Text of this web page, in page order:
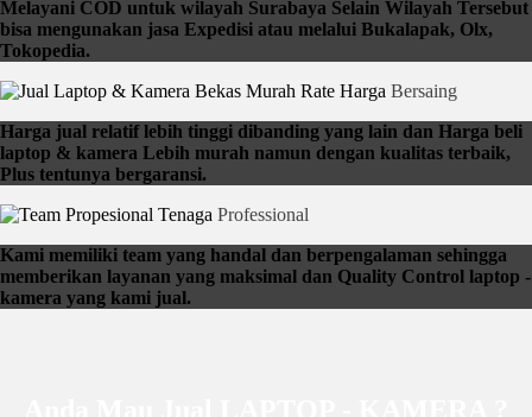
Melayani COD untuk wilayah Surabaya Selain Wilayah Tersebut
bisa mengunakan jasa Expedisi atau melalui Bukalapak, Olx,
Tokopedia.
Rate Harga Bersaing
Harga jual relatif lebih tinggi dibanding yang lain dan Harga beli
laptop & kamera Lebih murah namun dengan kualitas terbaik,
Plus tentunya bergaransi.
Tenaga Professional
Kami memiliki team yang handal dan berpengalaman sehingga
memberikan layanan yang maksimal dan Quality Control laptop -
kamera yang kami jual.